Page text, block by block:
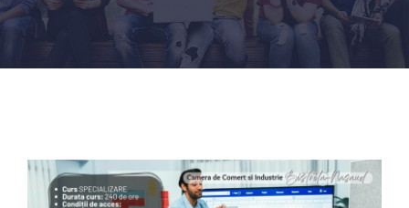
CONTACT